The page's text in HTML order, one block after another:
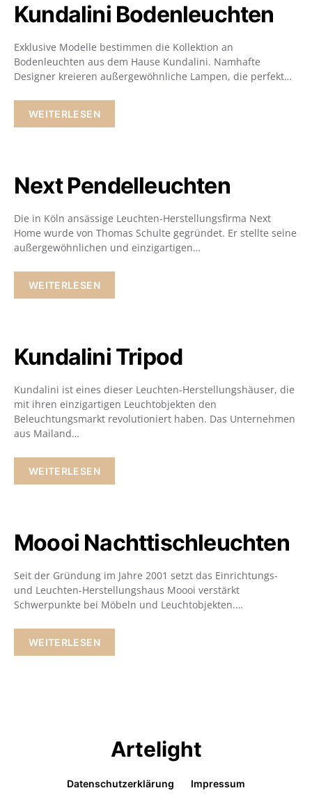
Kundalini Bodenleuchten
Exklusive Modelle bestimmen die Kollektion an
Bodenleuchten aus dem Hause Kundalini. Namhafte
Designer kreieren außergewöhnliche Lampen, die perfekt…
WEITERLESEN
Next Pendelleuchten
Die in Köln ansässige Leuchten-Herstellungsfirma Next
Home wurde von Thomas Schulte gegründet. Er stellte seine
außergewöhnlichen und einzigartigen…
WEITERLESEN
Kundalini Tripod
Kundalini ist eines dieser Leuchten-Herstellungshäuser, die
mit ihren einzigartigen Leuchtobjekten den
Beleuchtungsmarkt revolutioniert haben. Das Unternehmen
aus Mailand…
WEITERLESEN
Moooi Nachttischleuchten
Seit der Gründung im Jahre 2001 setzt das Einrichtungs-
und Leuchten-Herstellungshaus Moooi verstärkt
Schwerpunkte bei Möbeln und Leuchtobjekten.…
WEITERLESEN
Artelight
Datenschutzerklärung Impressum